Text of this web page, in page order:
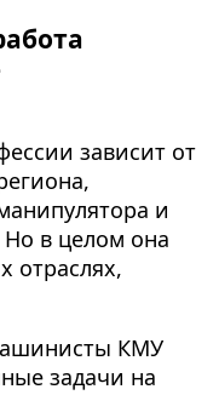
зависит от
и
Но в целом она
отраслях,
КМУ
задачи на